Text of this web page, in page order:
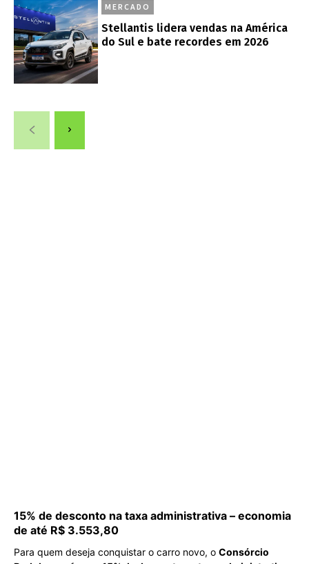
MERCADO
Stellantis lidera vendas na América
do Sul e bate recordes em 2026
15% de desconto na taxa administrativa – economia
de até R$ 3.553,80
Para quem deseja conquistar o carro novo, o Consórcio